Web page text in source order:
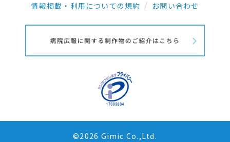
情報掲載・利用についての規約
お問い合わせ
©2026 Gimic.Co.,Ltd.